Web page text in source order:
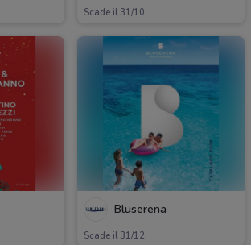
Scade il 31/10
Bluserena
Scade il 31/12